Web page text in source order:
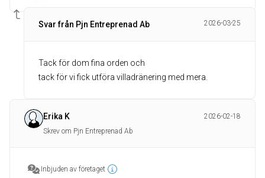
Svar från Pjn Entreprenad Ab 2026-03-25
Tack för dom fina orden och
Erika K
2026-02-18
Skrev om Pjn Entreprenad Ab
Inbjuden av företaget